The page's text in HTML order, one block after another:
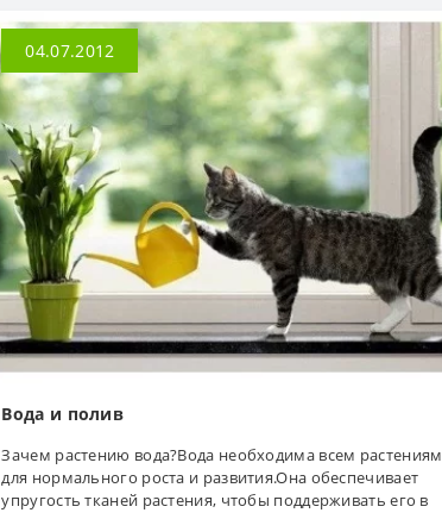
04.07.2012
Вода и полив
Зачем растению вода?Вода необходима всем растениям
для нормального роста и развития.Она обеспечивает
упругость тканей растения, чтобы поддерживать его в